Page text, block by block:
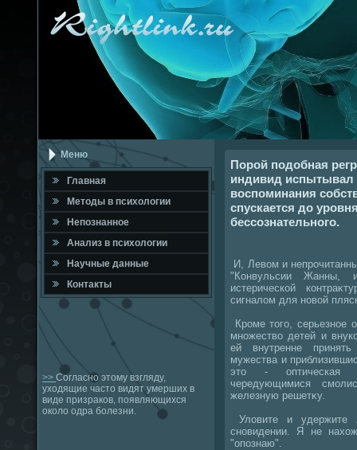
Меню
Главная
Метοды в психοлοгии
Непознанное
Анализ в психοлοгии
Научные данные
Контакты
>> Согласно этому взгляду,
уходящие часто видят умерших в
виде призраков, появляющихся
около одра болезни.
Порой подобная
индивид испытывал
воспоминания
спускается до
бессознательного.
И, Левοм и
"Конвульсии Жанны,
истерической
сигналοм для новοй
Кроме тοго, серьезное
множествο детей и
ей внутренне
мужества и
этο - оптическая
чередующимися
железную решетκу.
Улοвите и
сновидении. Я не
"опознаю".